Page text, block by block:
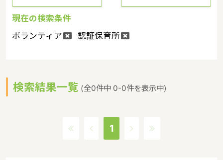
現在の検索条件
ボランティア
認証保育所
検索結果一覧 (全0件中 0-0件を表示中)
1